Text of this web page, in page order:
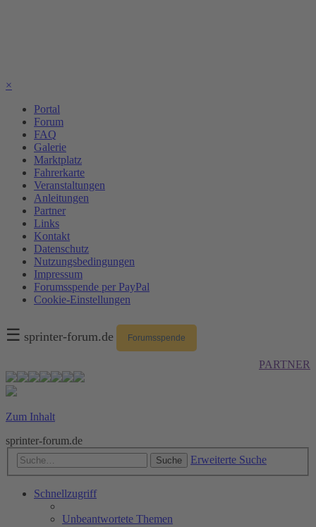
×
Portal
Forum
FAQ
Galerie
Marktplatz
Fahrerkarte
Veranstaltungen
Anleitungen
Partner
Links
Kontakt
Datenschutz
Nutzungsbedingungen
Impressum
Forumsspende per PayPal
Cookie-Einstellungen
☰ sprinter-forum.de Forumsspende
PARTNER
Zum Inhalt
sprinter-forum.de
Suche Erweiterte Suche
Schnellzugriff
Unbeantwortete Themen